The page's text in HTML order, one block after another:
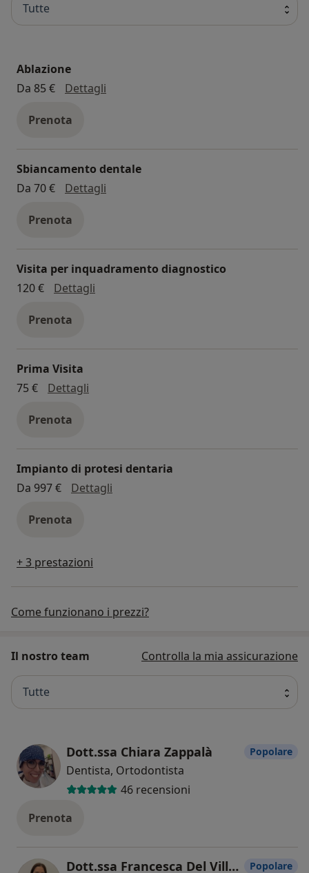
Tutte
Ablazione
Da 85 €
Dettagli
Prenota
Sbiancamento dentale
Da 70 €
Dettagli
Prenota
Visita per inquadramento diagnostico
120 €
Dettagli
Prenota
Prima Visita
75 €
Dettagli
Prenota
Impianto di protesi dentaria
Da 997 €
Dettagli
Prenota
+ 3 prestazioni
Come funzionano i prezzi?
Il nostro team Controlla la mia assicurazione
Tutte
Dott.ssa Chiara Zappalà
Dentista, Ortodontista
46 recensioni
Popolare
Prenota
Dott.ssa Francesca Del Villano Popolare